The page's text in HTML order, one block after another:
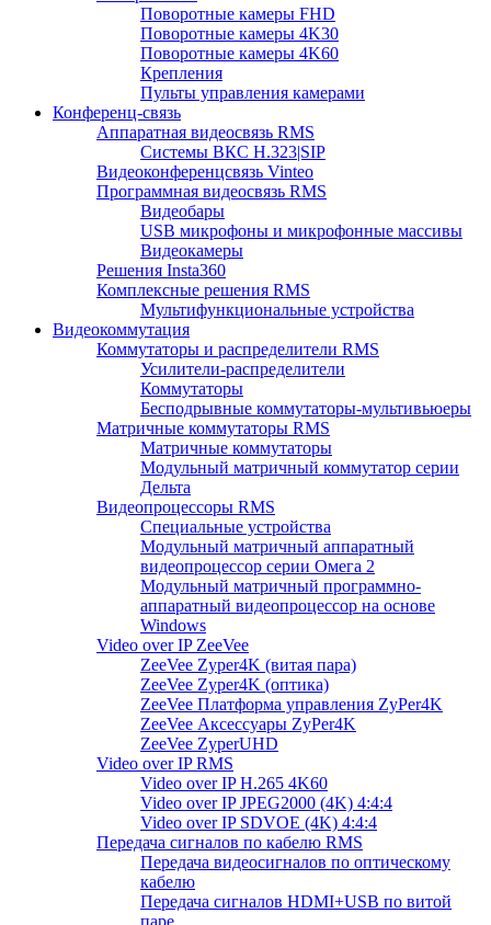
Поворотные камеры FHD
Поворотные камеры 4K30
Поворотные камеры 4K60
Крепления
Пульты управления камерами
Конференц-связь
Аппаратная видеосвязь RMS
Системы ВКС H.323|SIP
Видеоконференцсвязь Vinteo
Программная видеосвязь RMS
Видеобары
USB микрофоны и микрофонные массивы
Видеокамеры
Решения Insta360
Комплексные решения RMS
Мультифункциональные устройства
Видеокоммутация
Коммутаторы и распределители RMS
Усилители-распределители
Коммутаторы
Бесподрывные коммутаторы-мультивьюеры
Матричные коммутаторы RMS
Матричные коммутаторы
Модульный матричный коммутатор серии
Дельта
Видеопроцессоры RMS
Специальные устройства
Модульный матричный аппаратный
видеопроцессор серии Омега 2
Модульный матричный программно-
аппаратный видеопроцессор на основе
Windows
Video over IP ZeeVee
ZeeVee Zyper4K (витая пара)
ZeeVee Zyper4K (оптика)
ZeeVee Платформа управления ZyPer4K
ZeeVee Аксессуары ZyPer4K
ZeeVee ZyperUHD
Video over IP RMS
Video over IP H.265 4K60
Video over IP JPEG2000 (4K) 4:4:4
Video over IP SDVOE (4K) 4:4:4
Передача сигналов по кабелю RMS
Передача видеосигналов по оптическому
кабелю
Передача сигналов HDMI+USB по витой
паре